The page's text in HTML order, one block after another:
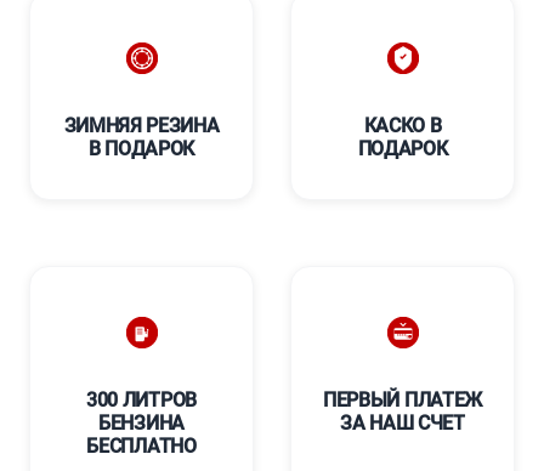
ЗИМНЯЯ РЕЗИНА
В ПОДАРОК
КАСКО В
ПОДАРОК
300 ЛИТРОВ
БЕНЗИНА
БЕСПЛАТНО
****
ПЕРВЫЙ ПЛАТЕЖ
ЗА НАШ СЧЕТ